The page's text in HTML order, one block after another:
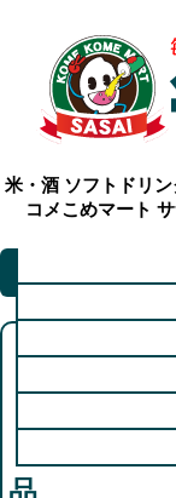
米・酒 ソフトドリン
コメこめマート